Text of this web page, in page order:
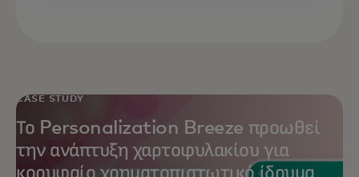
CASE STUDY
Το Personalization Breeze προωθεί
την ανάπτυξη χαρτοφυλακίου για
κορυφαίο χρηματοπιστωτικό ίδρυμα